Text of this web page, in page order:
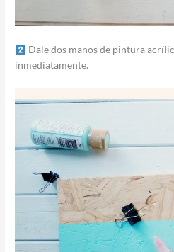
Dale dos manos de pintura
inmediatamente.